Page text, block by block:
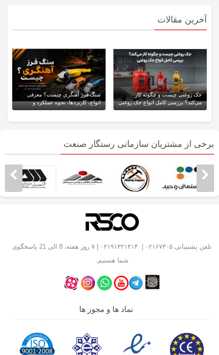
آخرین مقالات
جک روغنی چیست و چگونه کار
می‌کند؟ بررسی کامل انواع جک روغنی
سنگ فرز آهنگری چیست؟ معرفی
انواع، کاربردها، نحوه عملکرد و
راهنمای انتخاب
برخی از مشتریان سازمانی رستگار صنعت
تلفن پشتیبانی ۰۲۱۶۷۳۰۵
| ۷ روز هفته، 8 الی 21 پاسخگوی
شما هستیم.
نماد ها و مجوز ها